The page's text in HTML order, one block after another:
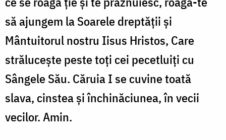
să ajungem la Soarele dreptății și
Mântuitorul nostru Iisus Hristos, Care
strălucește peste toți cei pecetluiți cu
Sângele Său. Căruia I se cuvine toată
slava, cinstea și închinăciunea, în vecii
vecilor. Amin.